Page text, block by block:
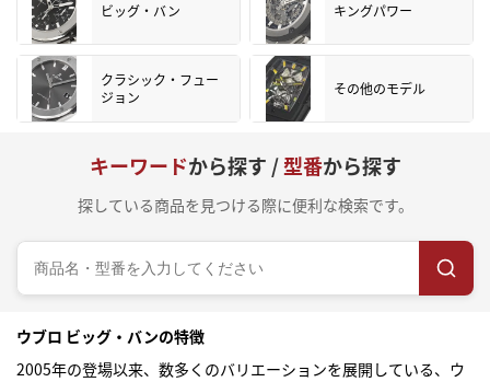
ビッグ・バン キングパワー
クラシック・フュー
ジョン
その他のモデル
キーワードから探す /型番から探す
探している商品を見つける際に便利な検索です。
ウブロ ビッグ・バンの特徴
2005年の登場以来、数多くのバリエーションを展開している、ウ